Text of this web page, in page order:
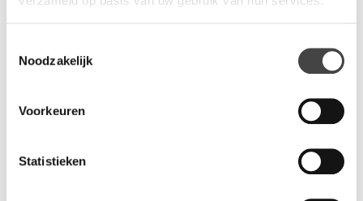
Noodzakelijk
Voorkeuren
Statistieken